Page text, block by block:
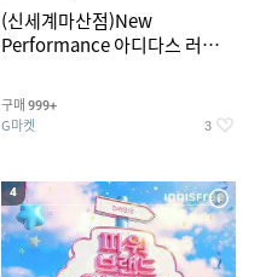
(신세계마산점)New
Performance 아디다스 러닝화
구매 999+
G마켓 3
4